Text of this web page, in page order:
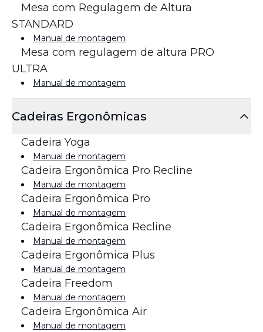
Mesa com Regulagem de Altura
STANDARD
Manual de montagem
Mesa com regulagem de altura PRO
ULTRA
Manual de montagem
Cadeiras Ergonômicas
Cadeira Yoga
Manual de montagem
Cadeira Ergonômica Pro Recline
Manual de montagem
Cadeira Ergonômica Pro
Manual de montagem
Cadeira Ergonômica Recline
Manual de montagem
Cadeira Ergonômica Plus
Manual de montagem
Cadeira Freedom
Manual de montagem
Cadeira Ergonômica Air
Manual de montagem